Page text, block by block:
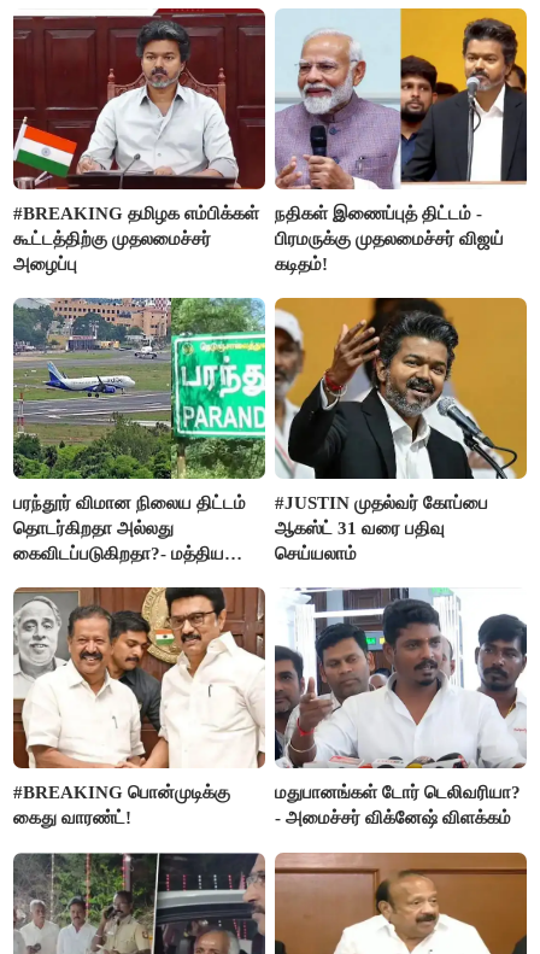
செய்த கொடூரம்
#BREAKING தமிழக எம்பிக்கள்
கூட்டத்திற்கு முதலமைச்சர்
அழைப்பு
நதிகள் இணைப்புத் திட்டம் -
பிரமருக்கு முதலமைச்சர் விஜய்
கடிதம்!
பரந்தூர் விமான நிலைய திட்டம்
தொடர்கிறதா அல்லது
கைவிடப்படுகிறதா?- மத்திய
#JUSTIN முதல்வர் கோப்பை
ஆகஸ்ட் 31 வரை பதிவு
செய்யலாம்
#BREAKING பொன்முடிக்கு
கைது வாரண்ட்!
மதுபானங்கள் டோர் டெலிவரியா?
- அமைச்சர் விக்னேஷ் விளக்கம்